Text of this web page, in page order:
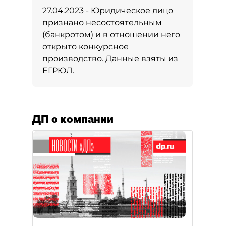
27.04.2023 - Юридическое лицо
признано несостоятельным
(банкротом) и в отношении него
открыто конкурсное
производство. Данные взяты из
ЕГРЮЛ.
ДП о компании